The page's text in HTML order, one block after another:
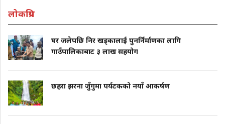
लोकप्रिय
घर जलेपछि निर खड्कालाई पुनर्निर्माणका लागि
गाउँपालिकाबाट ३ लाख सहयोग
छहरा झरना जुँगुमा पर्यटकको नयाँ आकर्षण